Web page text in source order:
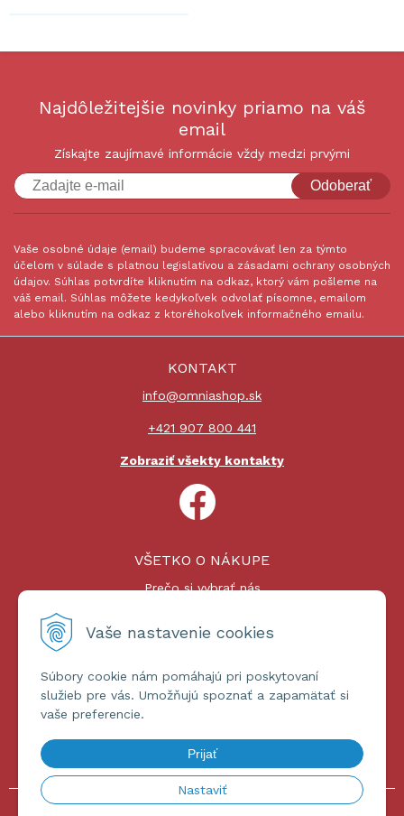
Vaše nastavenie cookies
Súbory cookie nám pomáhajú pri poskytovaní
služieb pre vás. Umožňujú spoznať a zapamätať si
vaše preferencie.
Prijať
Nastaviť
Najdôležitejšie novinky priamo na váš
email
Získajte zaujímavé informácie vždy medzi prvými
Odoberať
Vaše osobné údaje (email) budeme spracovávať len za týmto
účelom v súlade s platnou legislatívou a zásadami ochrany osobných
údajov. Súhlas potvrdíte kliknutím na odkaz, ktorý vám pošleme na
váš email. Súhlas môžete kedykoľvek odvolať písomne, emailom
alebo kliknutím na odkaz z ktoréhokoľvek informačného emailu.
KONTAKT
info@omniashop.sk
+421 907 800 441
Zobraziť všekty kontakty
VŠETKO O NÁKUPE
Prečo si vybrať nás
Platby a doprava
ĎALŠIE INFORMÁCIE
Obchodné podmienky
Ochrana osobných údajov
© 2026 omniashop.sk •tvorba eshopu cez UNIobchod,webhosting